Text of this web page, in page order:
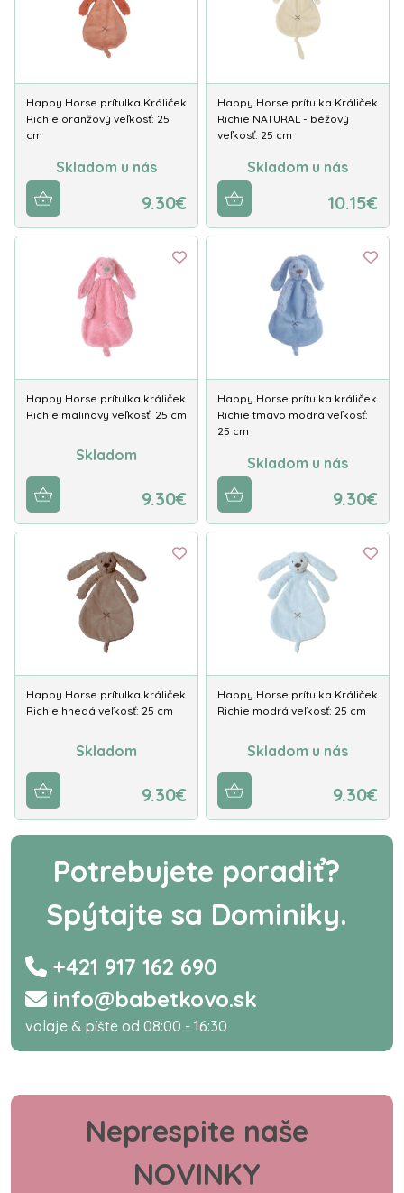
Happy Horse prítulka Králiček
Richie oranžový veľkosť: 25
cm
Skladom u nás
9.30€
Happy Horse prítulka Králiček
Richie NATURAL - béžový
veľkosť: 25 cm
Skladom u nás
10.15€
Happy Horse prítulka králiček
Richie malinový veľkosť: 25 cm
Skladom
9.30€
Happy Horse prítulka králiček
Richie tmavo modrá veľkosť:
25 cm
Skladom u nás
9.30€
Happy Horse prítulka králiček
Richie hnedá veľkosť: 25 cm
Skladom
9.30€
Happy Horse prítulka Králiček
Richie modrá veľkosť: 25 cm
Skladom u nás
9.30€
Potrebujete poradiť?
Spýtajte sa Dominiky.
+421 917 162 690
info@babetkovo.sk
volaje & píšte od 08:00 - 16:30
Neprespite naše
NOVINKY